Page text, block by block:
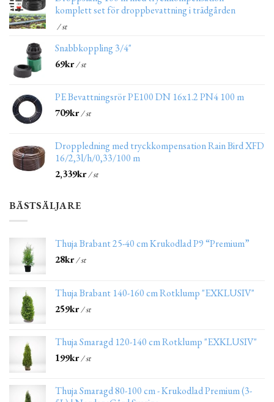
komplett set för droppbevattning i trädgården
/ st
Snabbkoppling 3/4"
69kr/ st
PE Bevattningsrör PE100 DN 16x1.2 PN4 100 m
709kr/ st
Droppledning med tryckkompensation Rain Bird XFD
16/2,3l/h/0,33/100 m
2,339kr/ st
BÄSTSÄLJARE
Thuja Brabant 25-40 cm Krukodlad P9 “Premium”
28kr/ st
Thuja Brabant 140-160 cm Rotklump "EXKLUSIV"
259kr/ st
Thuja Smaragd 120-140 cm Rotklump "EXKLUSIV"
199kr/ st
Thuja Smaragd 80-100 cm - Krukodlad Premium (3-